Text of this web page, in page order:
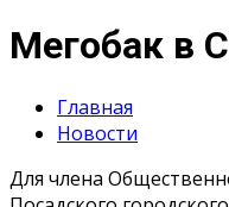
Мегобак в
Главная
Новости
Для члена